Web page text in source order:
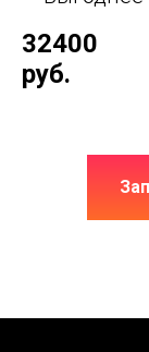
32400
руб.